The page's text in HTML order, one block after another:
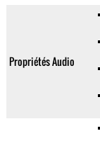
Propriétés Audio